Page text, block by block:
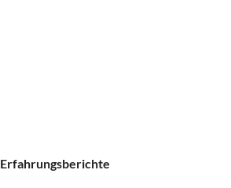
Erfahrungsberichte